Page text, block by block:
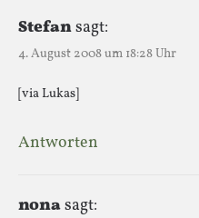
Stefansagt:
4. August 2008 um 18:28 Uhr
[via Lukas]
Antworten
nonasagt: